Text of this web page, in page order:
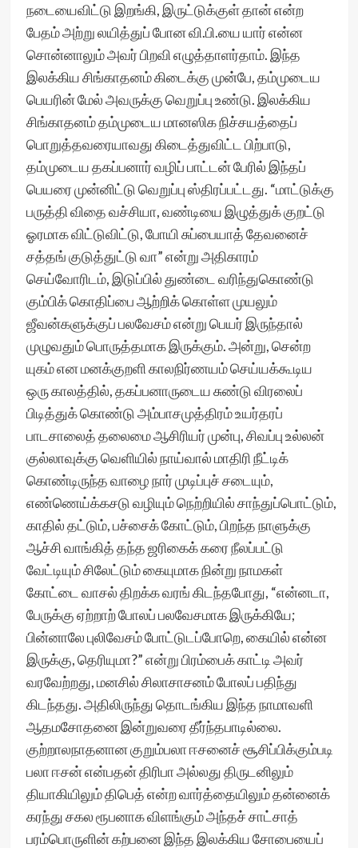
நடையைவிட்டு இறங்கி, இருட்டுக்குள் தான் என்ற
பேதம் அற்று லயித்துப் போன வி.பி.யை யார் என்ன
சொன்னாலும் அவர் பிறவி எழுத்தாளர்தாம். இந்த
இலக்கிய சிங்காதனம் கிடைக்கு முன்பே, தம்முடைய
பெயரின் மேல் அவருக்கு வெறுப்பு உண்டு. இலக்கிய
சிங்காதனம் தம்முடைய மானஸிக நிச்சயத்தைப்
பொறுத்தவரையாவது கிடைத்துவிட்ட பிற்பாடு,
தம்முடைய தகப்பனார் வழிப் பாட்டன் பேரில் இந்தப்
பெயரை முன்னிட்டு வெறுப்பு ஸ்திரப்பட்டது. “மாட்டுக்கு
பருத்தி விதை வச்சியா, வண்டியை இழுத்துக் குறட்டு
ஓரமாக விட்டுவிட்டு, போயி சுப்பையாத் தேவனைச்
சத்தங் குடுத்துட்டு வா” என்று அதிகாரம்
செய்வோரிடம், இடுப்பில் துண்டை வரிந்துகொண்டு
கும்பிக் கொதிப்பை ஆற்றிக் கொள்ள முயலும்
ஜீவன்களுக்குப் பலவேசம் என்று பெயர் இருந்தால்
முழுவதும் பொருத்தமாக இருக்கும். அன்று, சென்ற
யுகம் என மனக்குறளி காலநிர்ணயம் செய்யக்கூடிய
ஒரு காலத்தில், தகப்பனாருடைய சுண்டு விரலைப்
பிடித்துக் கொண்டு அம்பாசமுத்திரம் உயர்தரப்
பாடசாலைத் தலைமை ஆசிரியர் முன்பு, சிவப்பு உல்லன்
குல்லாவுக்கு வெளியில் நாய்வால் மாதிரி நீட்டிக்
கொண்டிருந்த வாழை நார் முடிப்புச் சடையும்,
எண்ணெய்க்கசடு வழியும் நெற்றியில் சாந்துப்பொட்டும்,
காதில் தட்டும், பச்சைக் கோட்டும், பிறந்த நாளுக்கு
ஆச்சி வாங்கித் தந்த ஜரிகைக் கரை நீலப்பட்டு
வேட்டியும் சிலேட்டும் கையுமாக நின்று நாமகள்
கோட்டை வாசல் திறக்க வரங் கிடந்தபோது, “என்னடா,
பேருக்கு ஏற்றாற் போலப் பலவேசமாக இருக்கியே;
பின்னாலே புலிவேசம் போட்டுடப்போறெ, கையில் என்ன
இருக்கு, தெரியுமா?” என்று பிரம்பைக் காட்டி அவர்
வரவேற்றது, மனசில் சிலாசாசனம் போலப் பதிந்து
கிடந்தது. அதிலிருந்து தொடங்கிய இந்த நாமாவளி
ஆதமசோதனை இன்றுவரை தீர்ந்தபாடில்லை.
குற்றாலநாதனான குறும்பலா ஈசனைச் சூசிப்பிக்கும்படி
பலா ஈசன் என்பதன் திரிபா அல்லது திருடனிலும்
தியாகியிலும் திபெத் என்ற வார்த்தையிலும் தன்னைக்
கரந்து சகல ரூபனாக விளங்கும் அந்தச் சாட்சாத்
பரம்பொருளின் கற்பனை இந்த இலக்கிய சோபையைப்